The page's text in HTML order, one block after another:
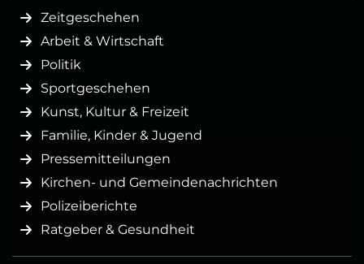
Zeitgeschehen
Arbeit & Wirtschaft
Politik
Sportgeschehen
Kunst, Kultur & Freizeit
Familie, Kinder & Jugend
Pressemitteilungen
Kirchen- und Gemeindenachrichten
Polizeiberichte
Ratgeber & Gesundheit